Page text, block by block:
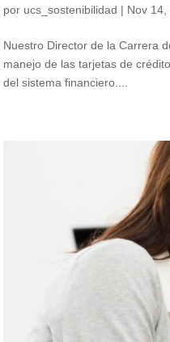
por ucs_sostenibilidad | Nov 14,
Nuestro Director de la Carrera
manejo de las tarjetas de
del sistema financiero....